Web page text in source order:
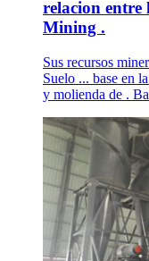
relacion
Mining .
Sus recursos
Suelo ... base en
y molienda de .